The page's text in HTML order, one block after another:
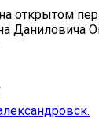
открытом
Даниловича